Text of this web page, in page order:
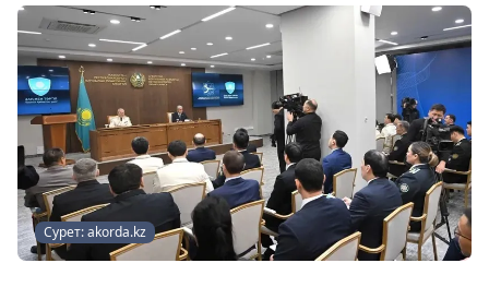
Сурет: akorda.kz